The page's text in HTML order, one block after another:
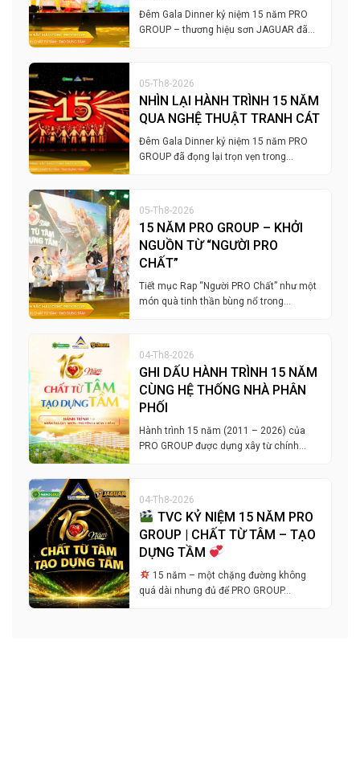
Đêm Gala Dinner kỷ niệm 15 năm PRO
GROUP – thương hiệu sơn JAGUAR đã…
05-Th8-2026
NHÌN LẠI HÀNH TRÌNH 15 NĂM
QUA NGHỆ THUẬT TRANH CÁT
Đêm Gala Dinner kỷ niệm 15 năm PRO
GROUP đã đọng lại trọn vẹn trong…
05-Th8-2026
15 NĂM PRO GROUP – KHỞI
NGUỒN TỪ “NGƯỜI PRO
CHẤT”
Tiết mục Rap “Người PRO Chất” như một
món quà tinh thần bùng nổ trong…
04-Th8-2026
GHI DẤU HÀNH TRÌNH 15 NĂM
CÙNG HỆ THỐNG NHÀ PHÂN
PHỐI
Hành trình 15 năm (2011 – 2026) của
PRO GROUP được dựng xây từ chính…
04-Th8-2026
TVC KỶ NIỆM 15 NĂM PRO
GROUP | CHẤT TỪ TÂM – TẠO
DỰNG TẦM
15 năm – một chặng đường không
quá dài nhưng đủ để PRO GROUP…